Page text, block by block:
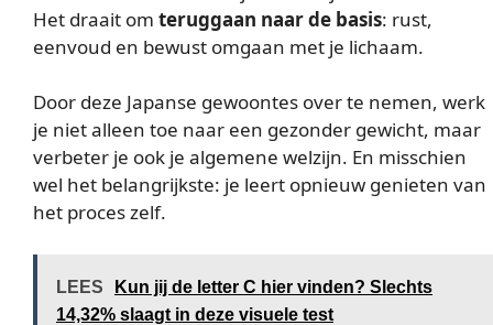
Het draait om teruggaan naar de basis: rust,
eenvoud en bewust omgaan met je lichaam.
Door deze Japanse gewoontes over te nemen, werk
je niet alleen toe naar een gezonder gewicht, maar
verbeter je ook je algemene welzijn. En misschien
wel het belangrijkste: je leert opnieuw genieten van
het proces zelf.
LEES
Kun jij de letter C hier vinden? Slechts
14,32% slaagt in deze visuele test